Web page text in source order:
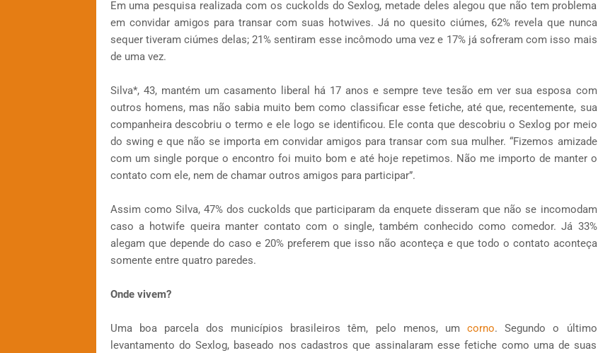
Em uma pesquisa realizada com os cuckolds do Sexlog, metade deles alegou que não tem problema
em convidar amigos para transar com suas hotwives. Já no quesito ciúmes, 62% revela que nunca
sequer tiveram ciúmes delas; 21% sentiram esse incômodo uma vez e 17% já sofreram com isso mais
de uma vez.
Silva*, 43, mantém um casamento liberal há 17 anos e sempre teve tesão em ver sua esposa com
outros homens, mas não sabia muito bem como classificar esse fetiche, até que, recentemente, sua
companheira descobriu o termo e ele logo se identificou. Ele conta que descobriu o Sexlog por meio
do swing e que não se importa em convidar amigos para transar com sua mulher. “Fizemos amizade
com um single porque o encontro foi muito bom e até hoje repetimos. Não me importo de manter o
contato com ele, nem de chamar outros amigos para participar”.
Assim como Silva, 47% dos cuckolds que participaram da enquete disseram que não se incomodam
caso a hotwife queira manter contato com o single, também conhecido como comedor. Já 33%
alegam que depende do caso e 20% preferem que isso não aconteça e que todo o contato aconteça
somente entre quatro paredes.
Onde vivem?
Uma boa parcela dos municípios brasileiros têm, pelo menos, umcorno. Segundo o último
levantamento do Sexlog, baseado nos cadastros que assinalaram esse fetiche como uma de suas